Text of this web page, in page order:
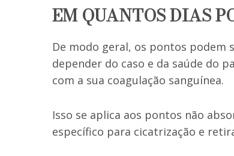
EM QUANTOS DIAS
De modo geral, os pontos podem
depender do caso e da saúde do
com a sua coagulação sanguínea.
Isso se aplica aos pontos não
específico para cicatrização e